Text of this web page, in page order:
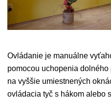
Ovládanie je manuálne
pomocou uchopenia
na vyššie umiestnených
ovládacia tyč s hákom alebo